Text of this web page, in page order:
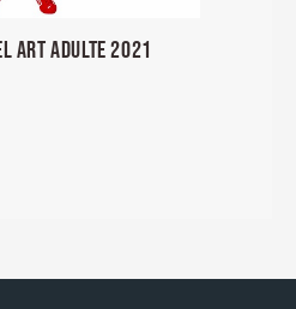
ART ADULTE 2021